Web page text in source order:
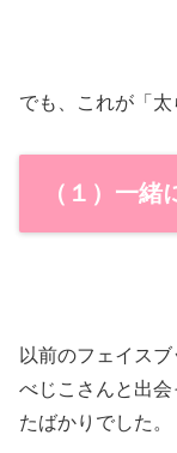
でも、これが「太
（１）一
以前のフェイスブ
べじこさんと出
たばかりでした。